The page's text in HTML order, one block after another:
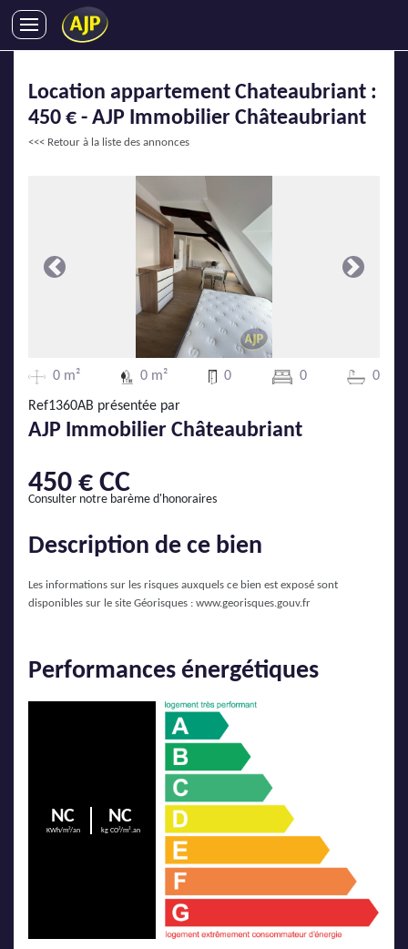
VENTES
LOCATIONS
GESTION LOCATIVE
LOCATIONS DE VACANCES
AJP Recrute
AJP Actualités
Service Qualité Clients
Location appartement Chateaubriant :
450 € - AJP Immobilier Châteaubriant
<<< Retour à la liste des annonces
Précédente Suivante
0 m² 0 m² 0 0 0
Ref1360AB présentée par
AJP Immobilier Châteaubriant
450 € CC
Consulter notre barème d'honoraires
Description de ce bien
Les informations sur les risques auxquels ce bien est exposé sont
disponibles sur le site Géorisques : www.georisques.gouv.fr
Performances énergétiques
NC
KWh/m²/an
NC
kg CO²/m².an